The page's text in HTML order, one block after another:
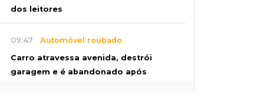
dos leitores
09:47 Automóvel roubado
Carro atravessa avenida, destrói
garagem e é abandonado após